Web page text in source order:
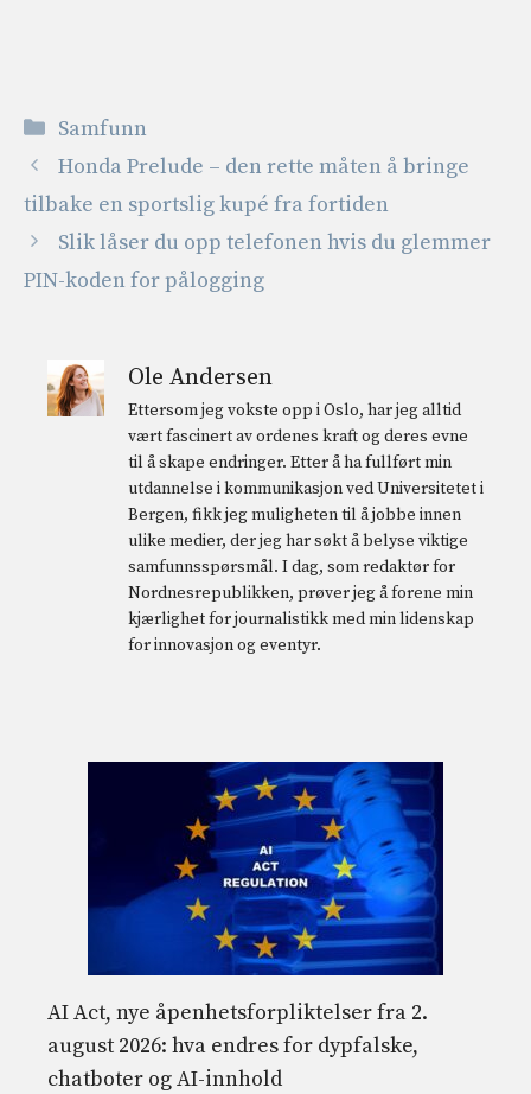
Kategorier
Samfunn
Honda Prelude – den rette måten å bringe
tilbake en sportslig kupé fra fortiden
Slik låser du opp telefonen hvis du glemmer
PIN-koden for pålogging
Ole Andersen
Ettersom jeg vokste opp i Oslo, har jeg alltid
vært fascinert av ordenes kraft og deres evne
til å skape endringer. Etter å ha fullført min
utdannelse i kommunikasjon ved Universitetet i
Bergen, fikk jeg muligheten til å jobbe innen
ulike medier, der jeg har søkt å belyse viktige
samfunnsspørsmål. I dag, som redaktør for
Nordnesrepublikken, prøver jeg å forene min
kjærlighet for journalistikk med min lidenskap
for innovasjon og eventyr.
AI Act, nye åpenhetsforpliktelser fra 2.
august 2026: hva endres for dypfalske,
chatboter og AI-innhold